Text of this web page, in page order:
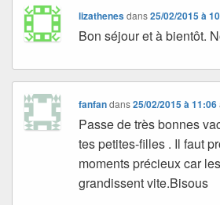
lizathenesdans25/02/2015 à
Bon séjour et à bientôt.
fanfandans25/02/2015 à 11:06
Passe de très bonnes
tes petites-filles . Il faut
moments précieux car
grandissent vite.Bisous